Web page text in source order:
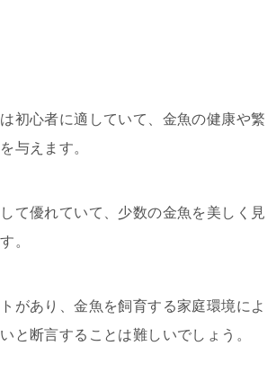
初心者に適していて、金魚の健康や繁
与えます。
て優れていて、少数の金魚を美しく見
。
があり、金魚を飼育する家庭環境によ
と断言することは難しいでしょう。